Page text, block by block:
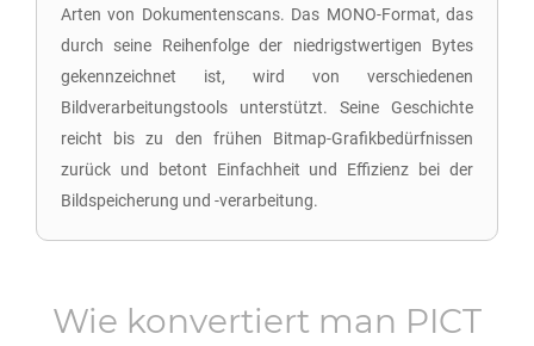
Arten von Dokumentenscans. Das MONO-Format, das
durch seine Reihenfolge der niedrigstwertigen Bytes
gekennzeichnet ist, wird von verschiedenen
Bildverarbeitungstools unterstützt. Seine Geschichte
reicht bis zu den frühen Bitmap-Grafikbedürfnissen
zurück und betont Einfachheit und Effizienz bei der
Bildspeicherung und -verarbeitung.
Wie konvertiert man PICT